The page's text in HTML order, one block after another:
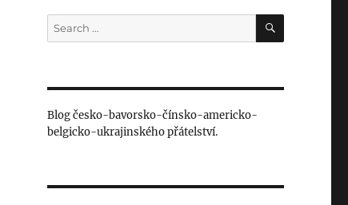
Search
for:
SEARCH
Blog česko-bavorsko-čínsko-americko-
belgicko-ukrajinského přátelství.